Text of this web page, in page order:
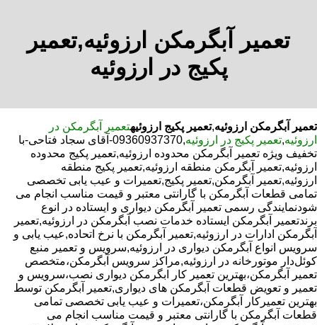
تعمیر آبگرمکن ارزوئیه,تعمیر
پکیج در ارزوئیه
تعمیر آبگرمکن ارزوئیه,تعمیر پکیج ارزوئیهتعمیر آبگرمکن در
ارزوئیه,تعمیر پکیج در ارزوئیه
,09360937370-آقای سجاد فتاحی-با
تخفیف ویژه تعمیر آبگرمکن محدوده ارزوئیه,تعمیر پکیج محدوده
ارزوئیه,تعمیر آبگرمکن منطقه ارزوئیه,تعمیر پکیج منطقه
ارزوئیه,تعمیر آبگرمکن,تعمیر پکیج,تعمیرات و عیب یابی تخصصی
تمامی قطعات آبگرمکن با گارانتی معتبر و قیمت مناسب انجام می
شودنمایندگی رسمی تعمیر آبگرمکن دیواری و ایستاده در انوع
برندتعمیر آبگرمکن ایستاده خدمات نصب آبگرمکن در ارزوئیه,تعمیر
آبگرمکن ادارات در ارزوئیه,تعمیر آبگرمکن با نرخ اتحاده,عیب یابی و
سرویس انواع آبگرمکن دیواری در ارزوئیه,سرویس و تعمیر منبع
کوئل‌دار موتورخانه در ارزوئیه,مراکز سرویس آبگرمکن،متخصص
تعمیر آبگرمکن،بهترین تعمیر کار ابگرمکن دیواری نصب،سرویس و
تعمیر و تعویض قطعات آبگرمکن های دیواری,تعمیر آبگرمکن توسط
بهترین تعمیرکار آبگرمکن،تعمیرات و عیب یابی تخصصی تمامی
قطعات آبگرمکن با گارانتی معتبر و قیمت مناسب انجام می